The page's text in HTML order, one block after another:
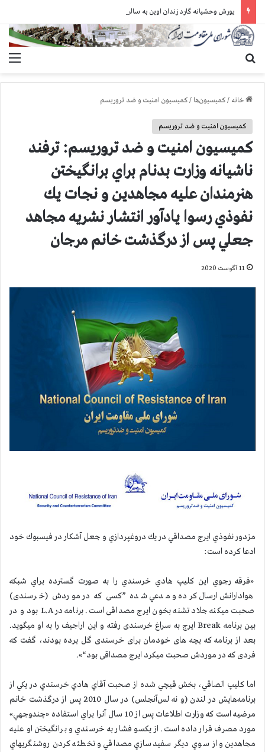
یورش وحشیانه گارد زندان اوین به سالن ۵ بند ۷ و ضرب و شتم زندانیان
خانه /کمیسیون‌ها /کمیسیون امنیت و ضد تروریسم
کمیسیون امنیت و ضد تروریسم
کمیسیون امنیت و ضد تروریسم: ترفند
ناشيانه وزارت بدنام براي برانگيختن
هنرمندان عليه مجاهدين و نجات يك
نفوذي رسوا يادآور انتشار نشريه مجاهد
جعلي پس از درگذشت خانم مرجان
11 آگوست 2020
مزدور نفوذي ايرج مصداقي در يك دروغپردازي و جعل آشكار در فيسبوك خود
ادعا كرده است:
«فرقه رجوي اين كليپ هادي خرسندي را به صورت گسترده براي شبكه
هوادارانش ارسال كرده و مدعي شده ”كسی كه در موردش (خرسندی)
صحبت میكنه جلاد تشنه بخون ایرج مصداقی است. برنامه در L.A بود و در
بین برنامه Break ایرج به سراغ خرسندی رفته و این اراجیف را به او میگوید.
بعد از برنامه كه بچه های خودمان برای خرسندی گل برده بودند، گفت كه
فردی كه در موردش صحبت میكرد ایرج مصداقی بود“».
اما كليپ الصاقي، بخش قيچي شده از صحبت آقاي هادي خرسندي در يكي از
برنامه‌هايش در لندن (و نه لس‌آنجلس) در سال 2010 پس از درگذشت خانم
مرضيه است كه وزارت اطلاعات پس از 10 سال آنرا براي استفاده «چندوجهي»
مورد مصرف قرار داده است. از يكسو فشار به خرسندي و برانگيختن او عليه
مجاهدين و از سوي ديگر سفيدسازي مصداقي و تخطئه كردن روشنگريهاي